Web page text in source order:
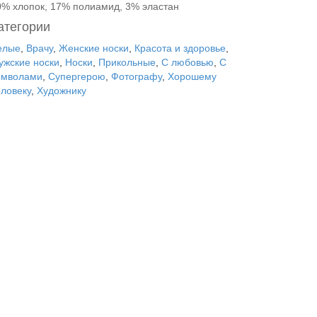
хлопок, 17% полиамид, 3% эластан
Врачу, Женские носки Красота и здоровье
носки
Носки Прикольные С любовью С
Супергерою Фотографу, Хорошему
, Художнику